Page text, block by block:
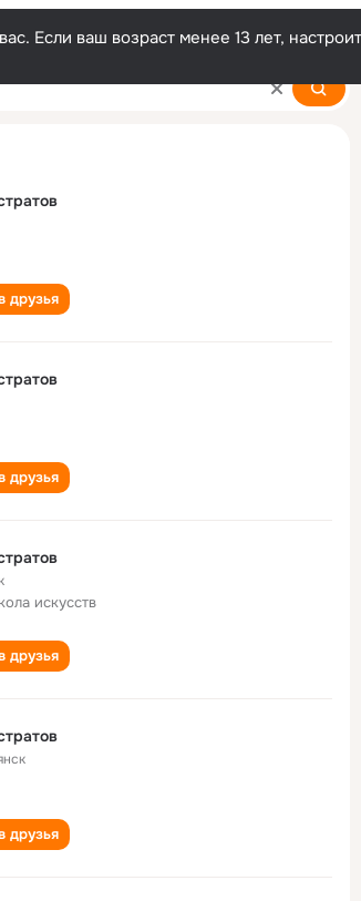
Если ваш возраст менее 13 лет,
друзья
друзья
искусств
друзья
друзья